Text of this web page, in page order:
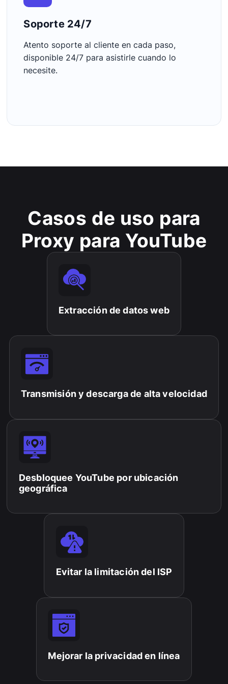
Soporte 24/7
Atento soporte al cliente en cada paso,
disponible 24/7 para asistirle cuando lo
necesite.
Casos de uso para
Proxy para YouTube
Extracción de datos web
Transmisión y descarga de alta velocidad
Desbloquee YouTube por ubicación
geográfica
Evitar la limitación del ISP
Mejorar la privacidad en línea